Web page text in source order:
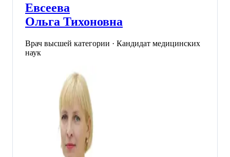
Евсеева
Ольга Тихоновна
Врач высшей категории · Кандидат медицинских
наук